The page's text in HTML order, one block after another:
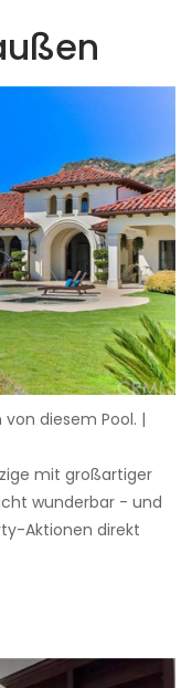
diesem Pool. |
mit großartiger
wunderbar - und
Aktionen direkt